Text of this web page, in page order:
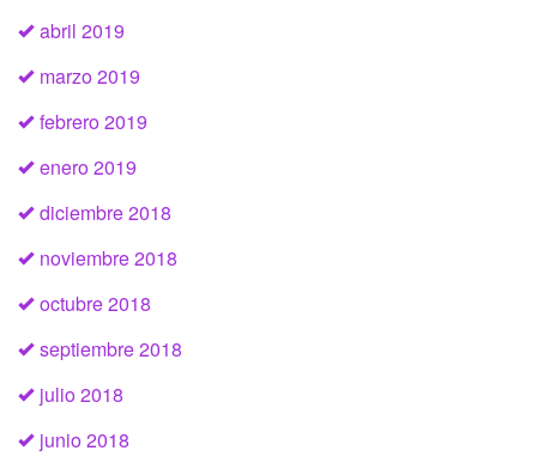
abril 2019
marzo 2019
febrero 2019
enero 2019
diciembre 2018
noviembre 2018
octubre 2018
septiembre 2018
julio 2018
junio 2018